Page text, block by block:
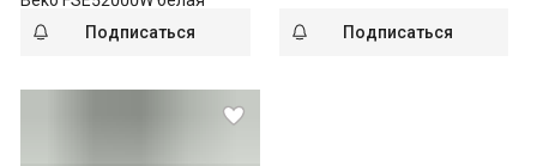
Подписаться
Подписаться